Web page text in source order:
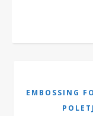
EMBOSSING